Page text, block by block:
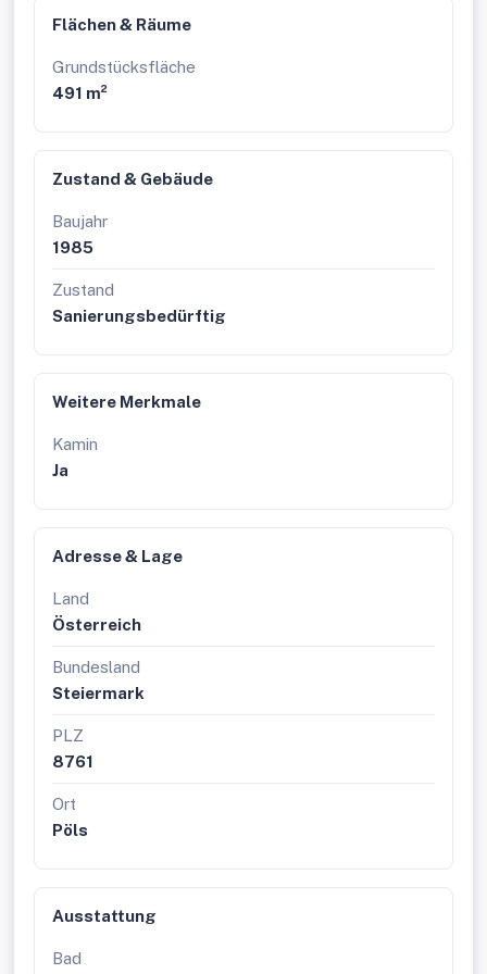
Flächen & Räume
Grundstücksfläche
491 m²
Zustand & Gebäude
Baujahr
1985
Zustand
Sanierungsbedürftig
Weitere Merkmale
Kamin
Ja
Adresse & Lage
Land
Österreich
Bundesland
Steiermark
PLZ
8761
Ort
Pöls
Ausstattung
Bad